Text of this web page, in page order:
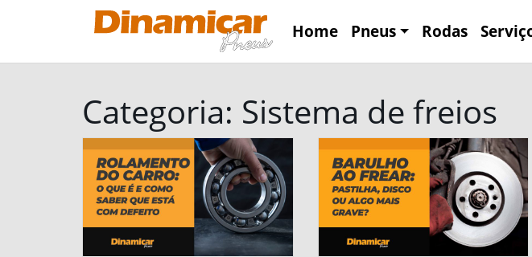
Home Pneus Rodas
Categoria: Sistema de freios